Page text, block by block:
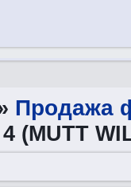
Продажа
(MUTT